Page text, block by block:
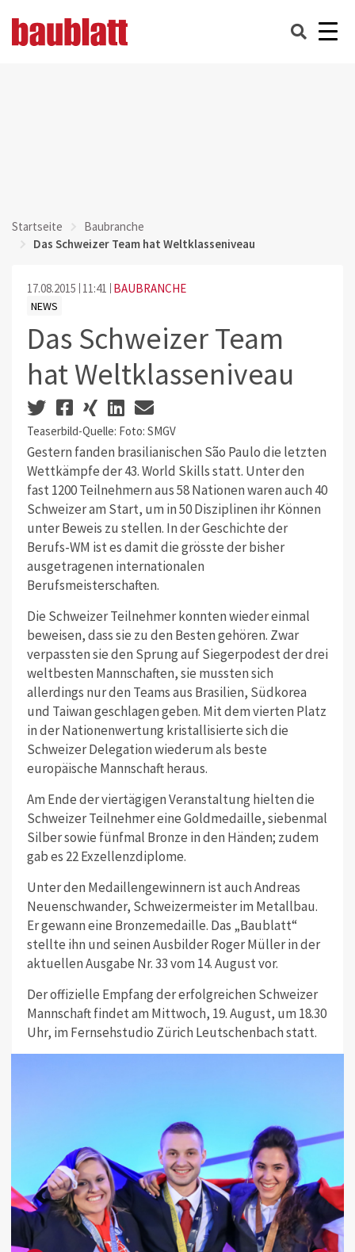
Startseite
Baubranche
Das Schweizer Team hat Weltklasseniveau
17.08.2015 11:41 BAUBRANCHE
NEWS
Das Schweizer Team
hat Weltklasseniveau
Teaserbild-Quelle: Foto: SMGV
Gestern fanden brasilianischen São Paulo die letzten
Wettkämpfe der 43. World Skills statt. Unter den
fast 1200 Teilnehmern aus 58 Nationen waren auch 40
Schweizer am Start, um in 50 Disziplinen ihr Können
unter Beweis zu stellen. In der Geschichte der
Berufs-WM ist es damit die grösste der bisher
ausgetragenen internationalen
Berufsmeisterschaften.
Die Schweizer Teilnehmer konnten wieder einmal
beweisen, dass sie zu den Besten gehören. Zwar
verpassten sie den Sprung auf Siegerpodest der drei
weltbesten Mannschaften, sie mussten sich
allerdings nur den Teams aus Brasilien, Südkorea
und Taiwan geschlagen geben. Mit dem vierten Platz
in der Nationenwertung kristallisierte sich die
Schweizer Delegation wiederum als beste
europäische Mannschaft heraus.
Am Ende der viertägigen Veranstaltung hielten die
Schweizer Teilnehmer eine Goldmedaille, siebenmal
Silber sowie fünfmal Bronze in den Händen; zudem
gab es 22 Exzellenzdiplome.
Unter den Medaillengewinnern ist auch Andreas
Neuenschwander, Schweizermeister im Metallbau.
Er gewann eine Bronzemedaille. Das „Baublatt“
stellte ihn und seinen Ausbilder Roger Müller in der
aktuellen Ausgabe Nr. 33 vom 14. August vor.
Der offizielle Empfang der erfolgreichen Schweizer
Mannschaft findet am Mittwoch, 19. August, um 18.30
Uhr, im Fernsehstudio Zürich Leutschenbach statt.